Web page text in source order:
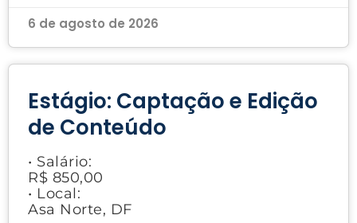
6 de agosto de 2026
Estágio: Captação e Edição
de Conteúdo
• Salário:
R$ 850,00
• Local:
Asa Norte, DF